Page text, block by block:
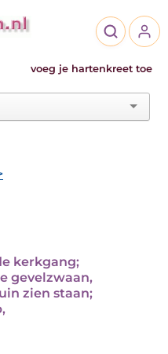
voeg je hartenkreet toe
kerkgang;
gevelzwaan,
zien staan;